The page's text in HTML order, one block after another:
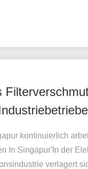
kontinuierlich
In Singapur'In der
verlagert